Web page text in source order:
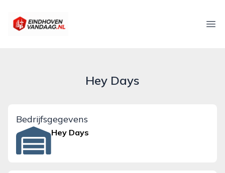
eindhovenvandaag.nl
Hey Days
Bedrijfsgegevens
Hey Days